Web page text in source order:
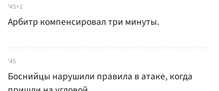
'45+1
Арбитр компенсировал три минуты.
'45
Боснийцы нарушили правила в атаке, когда